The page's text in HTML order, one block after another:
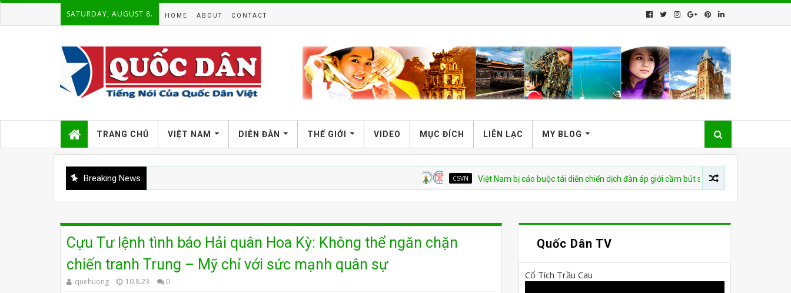
SATURDAY, AUGUST 8. HOME ABOUT CONTACT
TRANG CHỦ VIỆT NAM DIỄN ĐÀN THẾ GIỚI VIDEO MỤC ĐÍCH LIÊN LẠC MY BLOG
Breaking News CSVN Việt Nam bị cáo buộc tái diễn chiến dịch đàn áp giới cầm bút sau vụ bắt giữ tác giả
Cựu Tư lệnh tình báo Hải quân Hoa Kỳ: Không thể ngăn chặn
chiến tranh Trung – Mỹ chỉ với sức mạnh quân sự
quehuong 10.8.23 0
Quốc Dân TV
Cổ Tích Trầu Cau